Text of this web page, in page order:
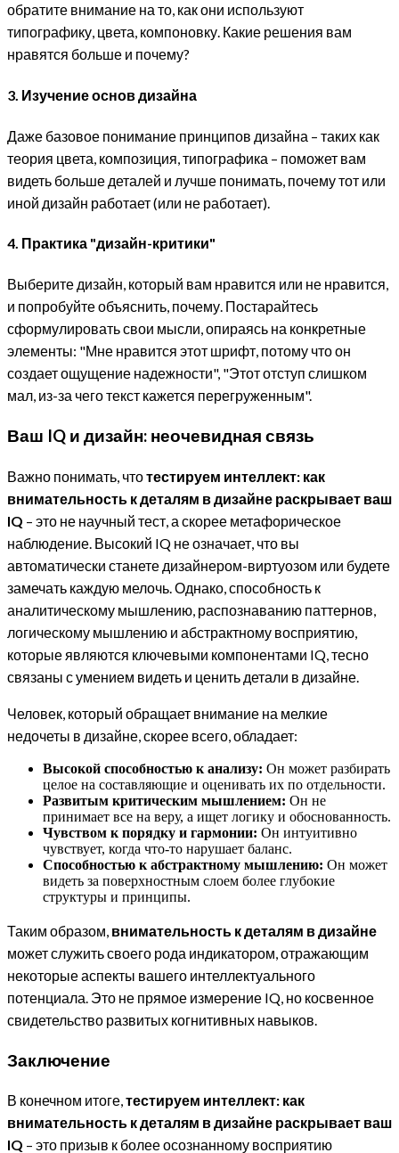
обратите внимание на то, как они используют
типографику, цвета, компоновку. Какие решения вам
нравятся больше и почему?
3. Изучение основ дизайна
Даже базовое понимание принципов дизайна – таких как
теория цвета, композиция, типографика – поможет вам
видеть больше деталей и лучше понимать, почему тот или
иной дизайн работает (или не работает).
4. Практика "дизайн-критики"
Выберите дизайн, который вам нравится или не нравится,
и попробуйте объяснить, почему. Постарайтесь
сформулировать свои мысли, опираясь на конкретные
элементы: "Мне нравится этот шрифт, потому что он
создает ощущение надежности", "Этот отступ слишком
мал, из-за чего текст кажется перегруженным".
Ваш IQ и дизайн: неочевидная связь
Важно понимать, чтотестируем интеллект: как
внимательность к деталям в дизайне раскрывает ваш
IQ – это не научный тест, а скорее метафорическое
наблюдение. Высокий IQ не означает, что вы
автоматически станете дизайнером-виртуозом или будете
замечать каждую мелочь. Однако, способность к
аналитическому мышлению, распознаванию паттернов,
логическому мышлению и абстрактному восприятию,
которые являются ключевыми компонентами IQ, тесно
связаны с умением видеть и ценить детали в дизайне.
Человек, который обращает внимание на мелкие
недочеты в дизайне, скорее всего, обладает:
Высокой способностью к анализу: Он может разбирать
целое на составляющие и оценивать их по отдельности.
Развитым критическим мышлением: Он не
принимает все на веру, а ищет логику и обоснованность.
Чувством к порядку и гармонии: Он интуитивно
чувствует, когда что-то нарушает баланс.
Способностью к абстрактному мышлению: Он может
видеть за поверхностным слоем более глубокие
структуры и принципы.
Таким образом, внимательность к деталям в дизайне
может служить своего рода индикатором, отражающим
некоторые аспекты вашего интеллектуального
потенциала. Это не прямое измерение IQ, но косвенное
свидетельство развитых когнитивных навыков.
Заключение
В конечном итоге,тестируем интеллект: как
внимательность к деталям в дизайне раскрывает ваш
IQ – это призыв к более осознанному восприятию